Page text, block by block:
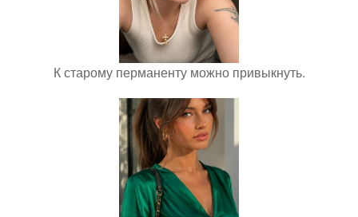
К старому перманенту можно привыкнуть.